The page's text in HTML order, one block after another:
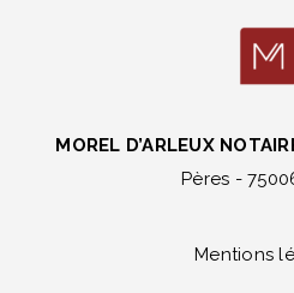
MOREL D’ARLEUX
Pères -
Mentions